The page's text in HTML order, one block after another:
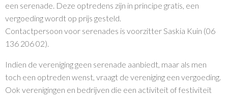
een serenade. Deze optredens zijn in principe gratis, een
vergoeding wordt op prijs gesteld.
Contactpersoon voor serenades is voorzitter Saskia Kuin (06
136 206 02).
Indien de vereniging geen serenade aanbiedt, maar als men
toch een optreden wenst, vraagt de vereniging een vergoeding.
Ook verenigingen en bedrijven die een activiteit of festiviteit